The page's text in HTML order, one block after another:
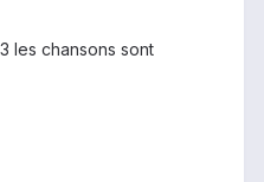
les chansons sont